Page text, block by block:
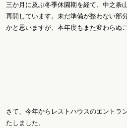
三か月に及ぶ冬季休園期を経て、中之条
再開しています。未だ準備が整わない部
かと思いますが、本年度もまた変わらぬ
さて、今年からレストハウスのエントラ
たしました。